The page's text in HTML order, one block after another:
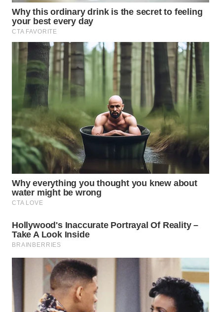
WN
BINJAI
CIREBON
WN
INDRAMAYU
WN
KUNINGAN
WN
MAJALENGKA
WN
SUBANG
WN
SUKABUMI
PURWAKARTA
WN